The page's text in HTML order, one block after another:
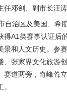
邓剑、副市长汪涛
自治区及美国、希
A1类赛事认证后
和人文历史。参
张家界文化旅游
道两旁，奇峰耸